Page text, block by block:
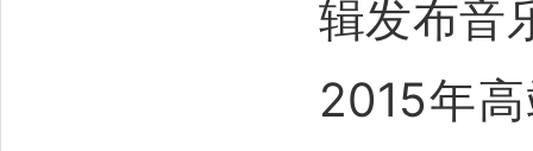
辑发布音
2015年